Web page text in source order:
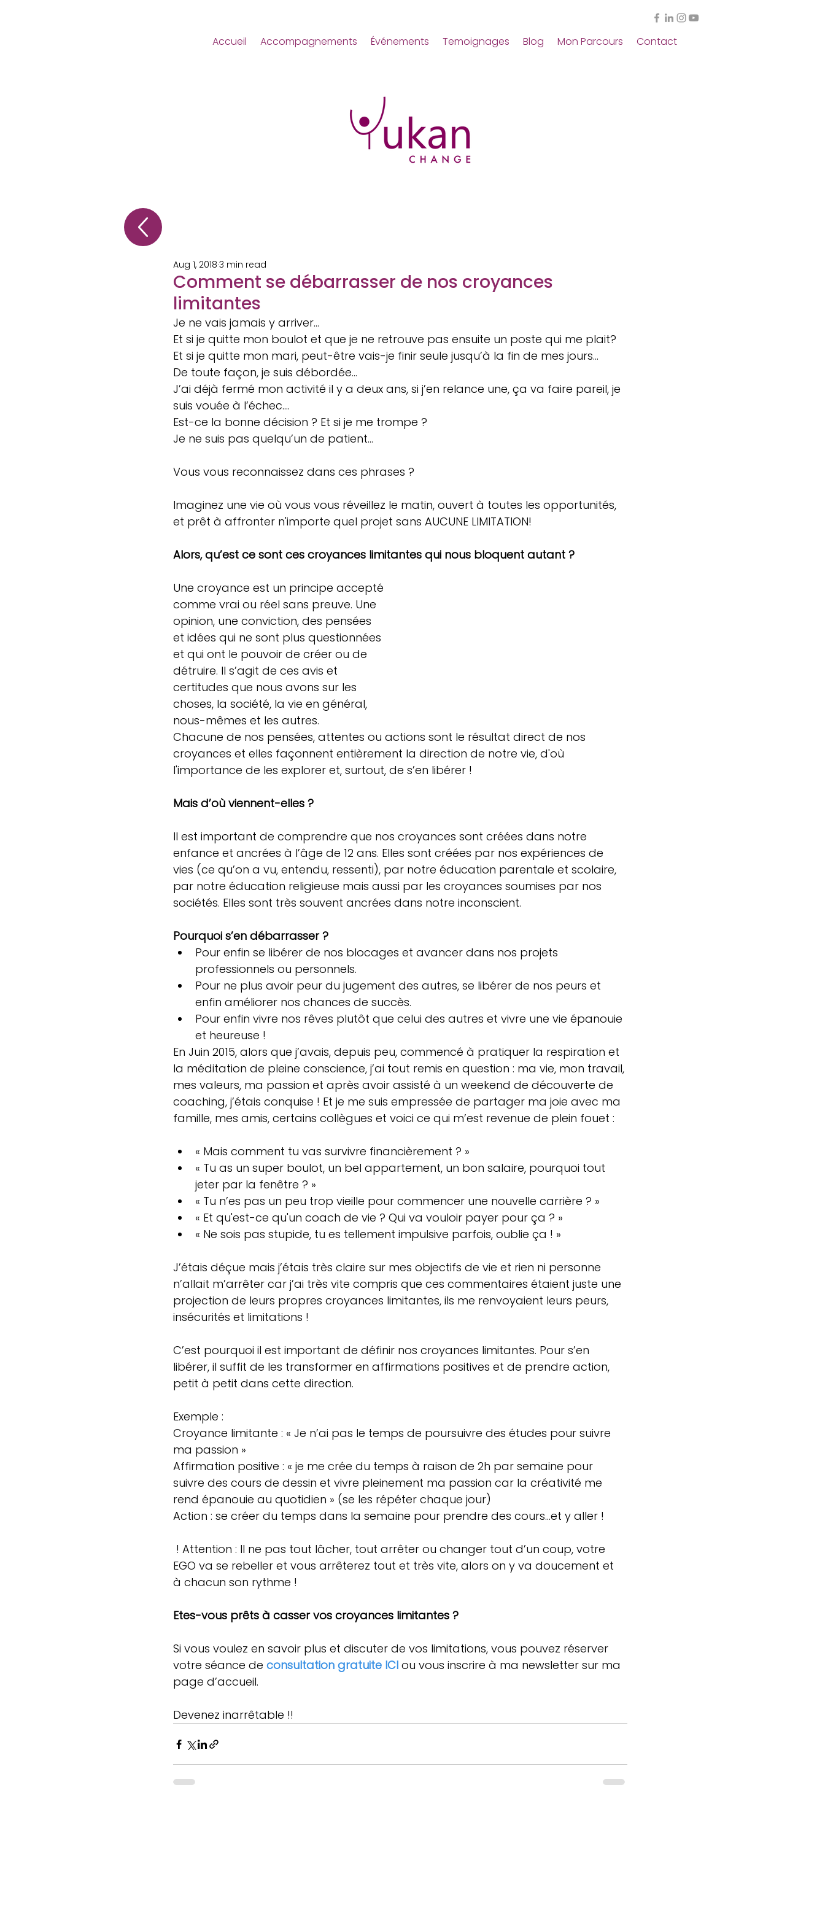
Accueil Accompagnements Événements Temoignages Blog Mon Parcours Contact
Comment se débarrasser de nos croyances
limitantes
Aug 1, 2018 3 min read
Je ne vais jamais y arriver…
Et si je quitte mon boulot et que je ne retrouve pas ensuite un poste qui me plait?
Et si je quitte mon mari, peut-être vais-je finir seule jusqu’à la fin de mes jours…
De toute façon, je suis débordée…
J’ai déjà fermé mon activité il y a deux ans, si j’en relance une, ça va faire pareil, je
suis vouée à l’échec….
Est-ce la bonne décision ? Et si je me trompe ?
Je ne suis pas quelqu’un de patient…
Vous vous reconnaissez dans ces phrases ?
Imaginez une vie où vous vous réveillez le matin, ouvert à toutes les opportunités,
et prêt à affronter n'importe quel projet sans AUCUNE LIMITATION!
Alors, qu’est ce sont ces croyances limitantes qui nous bloquent autant ?
Une croyance est un principe accepté
comme vrai ou réel sans preuve. Une
opinion, une conviction, des pensées
et idées qui ne sont plus questionnées
et qui ont le pouvoir de créer ou de
détruire. Il s’agit de ces avis et
certitudes que nous avons sur les
choses, la société, la vie en général,
nous-mêmes et les autres.
Chacune de nos pensées, attentes ou actions sont le résultat direct de nos
croyances et elles façonnent entièrement la direction de notre vie, d'où
l'importance de les explorer et, surtout, de s’en libérer !
Mais d’où viennent-elles ?
Il est important de comprendre que nos croyances sont créées dans notre
enfance et ancrées à l’âge de 12 ans. Elles sont créées par nos expériences de
vies (ce qu’on a vu, entendu, ressenti), par notre éducation parentale et scolaire,
par notre éducation religieuse mais aussi par les croyances soumises par nos
sociétés. Elles sont très souvent ancrées dans notre inconscient.
Pourquoi s’en débarrasser ?
Pour enfin se libérer de nos blocages et avancer dans nos projets
professionnels ou personnels.
Pour ne plus avoir peur du jugement des autres, se libérer de nos peurs et
enfin améliorer nos chances de succès.
Pour enfin vivre nos rêves plutôt que celui des autres et vivre une vie épanouie
et heureuse !
En Juin 2015, alors que j’avais, depuis peu, commencé à pratiquer la respiration et
la méditation de pleine conscience, j’ai tout remis en question : ma vie, mon travail,
mes valeurs, ma passion et après avoir assisté à un weekend de découverte de
coaching, j’étais conquise ! Et je me suis empressée de partager ma joie avec ma
famille, mes amis, certains collègues et voici ce qui m’est revenue de plein fouet :
« Mais comment tu vas survivre financièrement ? »
« Tu as un super boulot, un bel appartement, un bon salaire, pourquoi tout
jeter par la fenêtre ? »
« Tu n’es pas un peu trop vieille pour commencer une nouvelle carrière ? »
« Et qu'est-ce qu'un coach de vie ? Qui va vouloir payer pour ça ? »
« Ne sois pas stupide, tu es tellement impulsive parfois, oublie ça ! »
J’étais déçue mais j’étais très claire sur mes objectifs de vie et rien ni personne
n’allait m’arrêter car j’ai très vite compris que ces commentaires étaient juste une
projection de leurs propres croyances limitantes, ils me renvoyaient leurs peurs,
insécurités et limitations !
C’est pourquoi il est important de définir nos croyances limitantes. Pour s’en
libérer, il suffit de les transformer en affirmations positives et de prendre action,
petit à petit dans cette direction.
Exemple :
Croyance limitante : « Je n’ai pas le temps de poursuivre des études pour suivre
ma passion »
Affirmation positive : « je me crée du temps à raison de 2h par semaine pour
suivre des cours de dessin et vivre pleinement ma passion car la créativité me
rend épanouie au quotidien » (se les répéter chaque jour)
Action : se créer du temps dans la semaine pour prendre des cours…et y aller !
EGO va se rebeller et vous arrêterez tout et très vite, alors on y va doucement et
à chacun son rythme !
Etes-vous prêts à casser vos croyances limitantes ?
Si vous voulez en savoir plus et discuter de vos limitations, vous pouvez réserver
votre séance de consultation gratuite ICI ou vous inscrire à ma newsletter sur ma
page d’accueil.
Devenez inarrêtable !!